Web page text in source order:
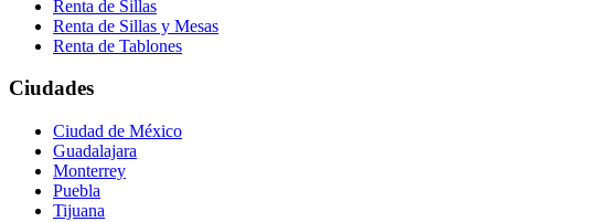
Renta de Sillas
Renta de Sillas y Mesas
Renta de Tablones
Ciudades
Ciudad de México
Guadalajara
Monterrey
Puebla
Tijuana